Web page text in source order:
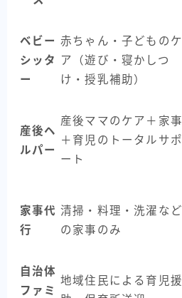
ベビー
シッタ
ー
赤ちゃん・子どものケ
ア（遊び・寝かしつ
け・授乳補助）
産後ヘ
ルパー
産後ママのケア＋家事
＋育児のトータルサポ
ート
家事代
行
清掃・料理・洗濯など
の家事のみ
自治体
ファミ
地域住民による育児援